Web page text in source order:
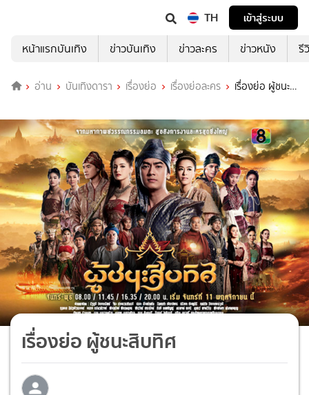
TH
เข้าสู่ระบบ
หน้าแรกบันเทิง
ข่าวบันเทิง ข่าวละคร ข่าวหนัง รี
อ่าน บันเทิงดารา เรื่องย่อ เรื่องย่อละคร
เรื่องย่อ ผู้ชนะ
เรื่องย่อ ผู้ชนะสิบทิศ